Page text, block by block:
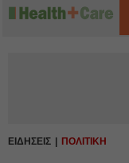
ΕΙΔΗΣΕΙΣ ΠΟΛΙΤΙΚΗ